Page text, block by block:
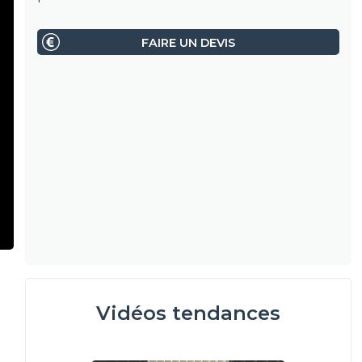
FAIRE UN DEVIS
Vidéos tendances